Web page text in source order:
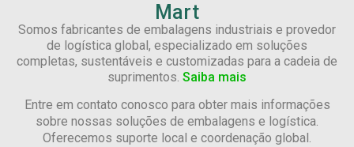
Mart
Somos fabricantes de embalagens industriais e provedor
de logística global, especializado em soluções
completas, sustentáveis e customizadas para a cadeia de
suprimentos. Saiba mais
Entre em contato conosco para obter mais informações
sobre nossas soluções de embalagens e logística.
Oferecemos suporte local e coordenação global.